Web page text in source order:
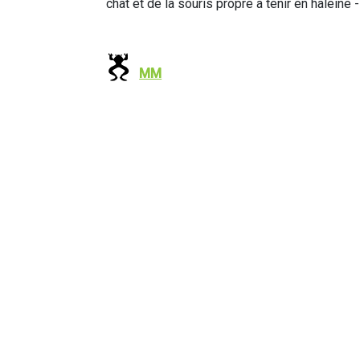
chat et de la souris propre à tenir en haleine
MM